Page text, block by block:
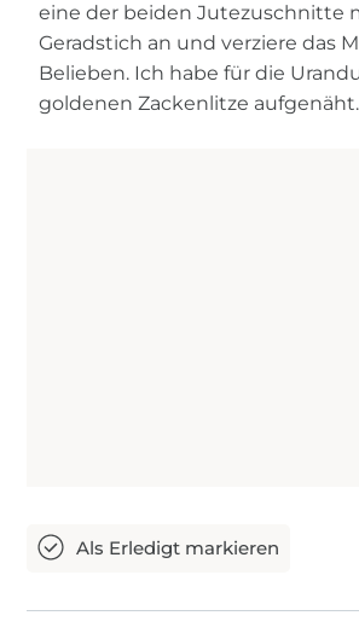
eine der beiden Jutezuschnitte
Geradstich an und verziere das
Belieben. Ich habe für die
goldenen Zackenlitze aufgenäht.